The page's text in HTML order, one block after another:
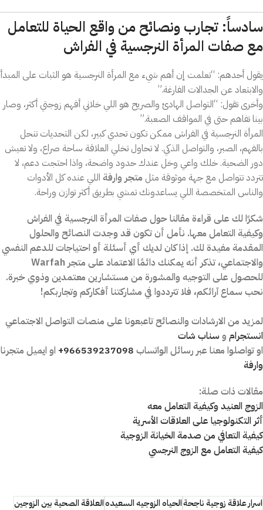
سادساً: تجارب ونصائح من واقع الحياة للتعامل
مع صفات المرأة النرجسية في الفراش
يقول أحدهم: “تعلمت إن أهم شيء مع المرأة النرجسية هو الثبات على المبدأ
والابتعاد عن الجدالات الفارغة.”
وأخرى تقول: “التواصل الهادئ والصريح هو اللي خلاني أفهم زوجتي أكثر، وصار
بينا تفاهم حتى في المواقف الصعبة.”
المرأة النرجسية في الفراش ممكن تكون تحدي كبير، لكن التحديات تنحل
بالفهم، الصبر، والتواصل الذكي. لا تحاول تخلي العلاقة ساحة صراع، ولا تعيش
دور الضحية. خلك واعي وخل عندك حدود واضحة، واذا احتجت دعم، لا
تتردد تتواصل مع جهة موثوقة مثل متجر وارفة اللي عنده كل الأدوات
والناس المتخصصة اللي يساعدونك تمشي بطريق أكثر توازن وراحة.
شكرًا لك على قراءة مقالنا حول صفات المرأة النرجسية في الفراش
وكيفية التعامل معها. نأمل أن تكون قد وجدت النصائح والحلول
المقدمة مفيدة لك. إذا كان لديك أي أسئلة أو احتياجات للدعم النفسي
والاجتماعي، تذكر أنه يمكنك دائمًا الاعتماد على متجر Warfah
للحصول على التوجيه والمشورة من مستشارين معتمدين وذوي خبرة.
نحب سماع آرائكم، فلا تترددوا في مشاركتنا أفكاركم وتجاربكم!
لمزيد من الارشادات والنصائح تاعبعونا على منصات التواصل الاجتماعي
انستجرام و سناب شات
او تواصلوا معنا عبر رسائل الواتساب 966539237098+ او ايميل متجرنا
وارفة
مقالات ذات صلة:
الزوج العنيد وكيفية التعامل معه
أثر التكنولوجيا على العلاقات الأسرية
كيفية التعافي من صدمة الخيانة الزوجية
كيفية التعامل مع الزوج النرجسي
اسرار علاقة زوجية ناجحةالحياه الزوجيه السعيدهالعلاقة الصحية بين الزوجين